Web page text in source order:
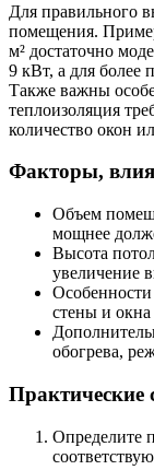
Для правильного
помещения.
м² достаточно
9 кВт, а для
Также важны
теплоизоляция
количество окон
Факторы,
Объем
мощнее
Высота
увеличение
стены и
обогрева,
Практические
Определите